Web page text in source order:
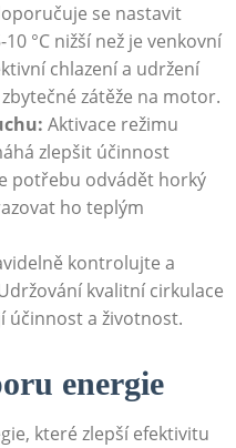
se nastavit
°C nižší ‌než ⁢je venkovní
chlazení ‌a ⁣udržení
zátěže na motor.
Aktivace režimu
zlepšit účinnost
‍potřebu odvádět horký
‍ho teplým
kontrolujte a
kvalitní cirkulace
účinnost a​ životnost.
energie
které zlepší efektivitu